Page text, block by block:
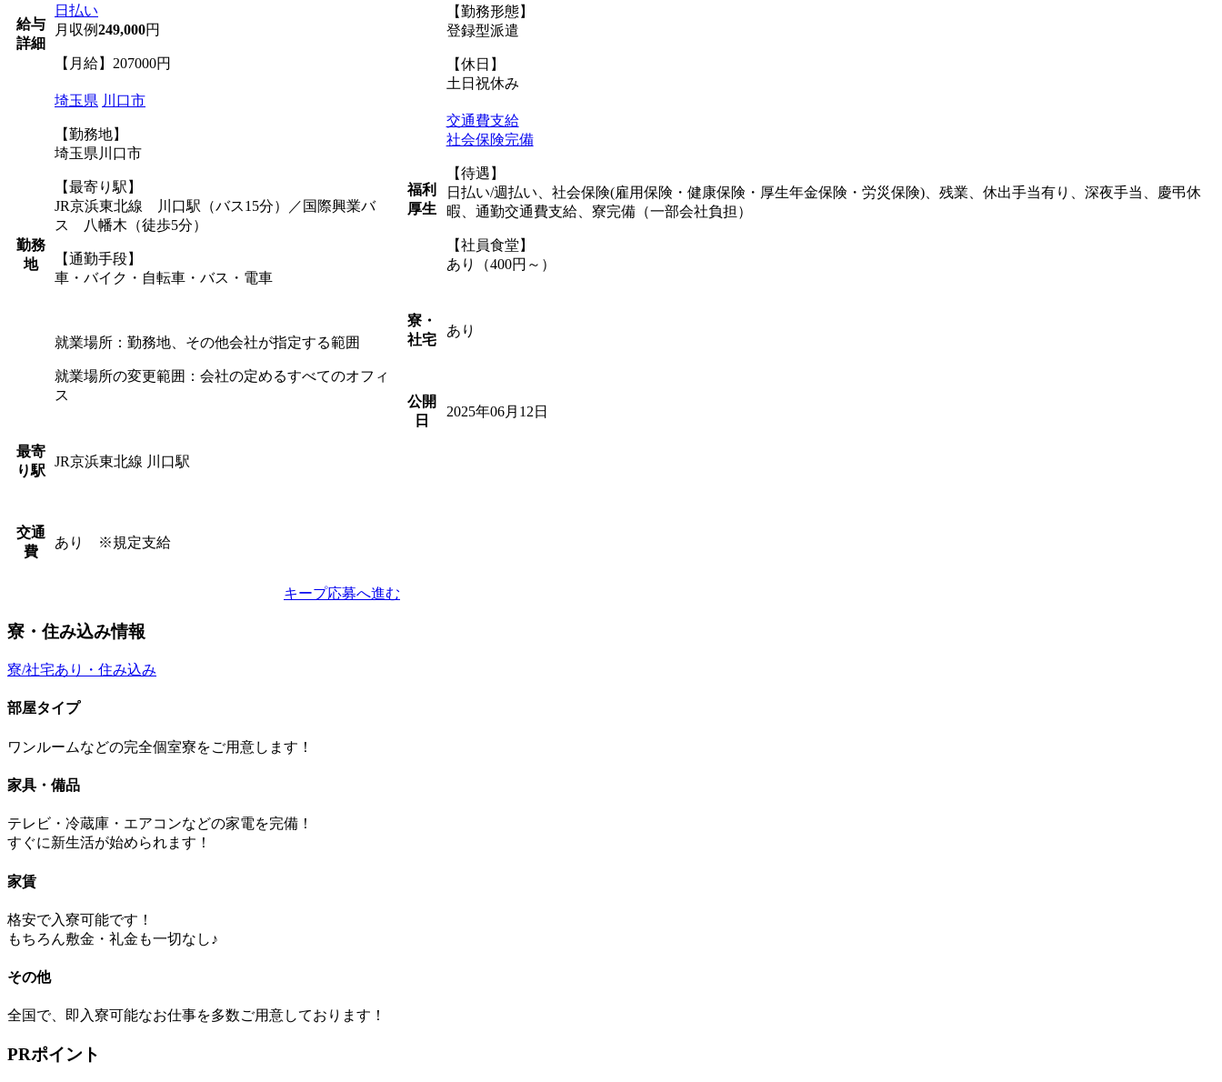
給与
詳細
日払い
月収例249,000円
【月給】207000円
勤務
地
埼玉県 川口市
【勤務地】
埼玉県川口市
【最寄り駅】
JR京浜東北線 川口駅（バス15分）／国際興業バ
ス 八幡木（徒歩5分）
【通勤手段】
車・バイク・自転車・バス・電車
就業場所：勤務地、その他会社が指定する範囲
就業場所の変更範囲：会社の定めるすべてのオフィ
ス
最寄
り駅
JR京浜東北線 川口駅
交通
費
あり ※規定支給
【勤務形態】
登録型派遣
【休日】
土日祝休み
福利
厚生
交通費支給
社会保険完備
【待遇】
日払い/週払い、社会保険(雇用保険・健康保険・厚生年金保険・労災保険)、残業、休出手当有り、深夜手当、慶弔休
暇、通勤交通費支給、寮完備（一部会社負担）
【社員食堂】
あり（400円～）
寮・
社宅
あり
公開
日
2025年06月12日
キープ応募へ進む
寮・住み込み情報
寮/社宅あり・住み込み
部屋タイプ
ワンルームなどの完全個室寮をご用意します！
家具・備品
テレビ・冷蔵庫・エアコンなどの家電を完備！
すぐに新生活が始められます！
家賃
格安で入寮可能です！
もちろん敷金・礼金も一切なし♪
その他
全国で、即入寮可能なお仕事を多数ご用意しております！
PRポイント